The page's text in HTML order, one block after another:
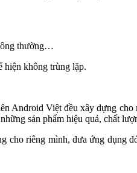
thường…
hiện không trùng lặp.
Android Việt đều xây dựng cho
sản phẩm hiệu quả, chất
cho riêng mình, đưa ứng dụng